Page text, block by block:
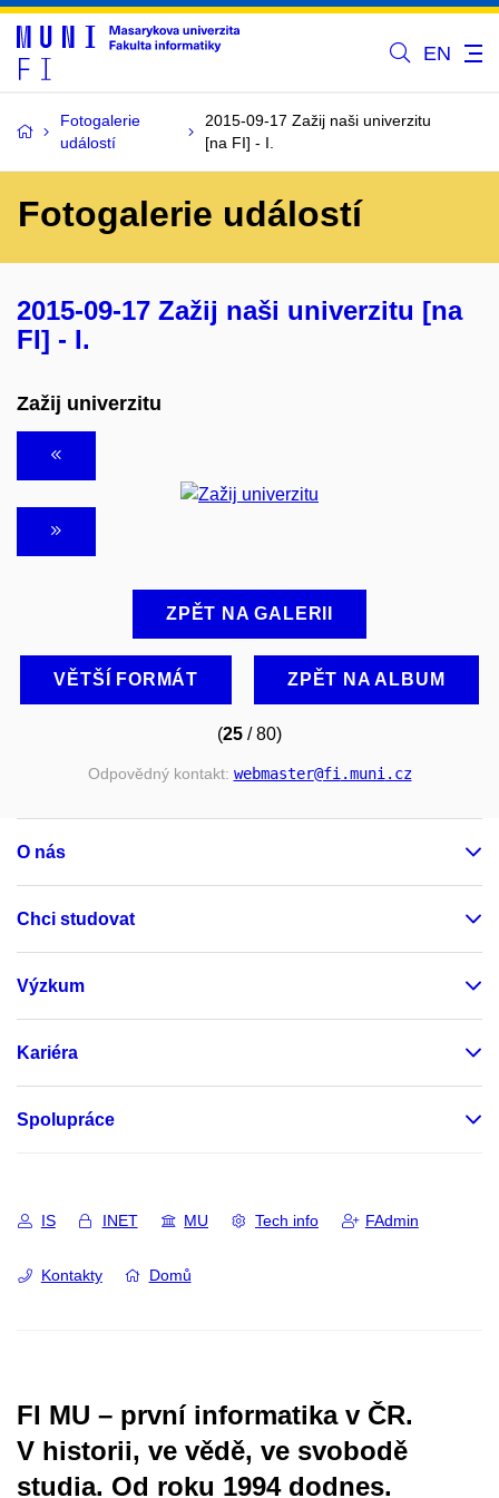
EN
Fotogalerie
událostí
2015-09-17 Zažij naši univerzitu
[na FI] - I.
Fotogalerie událostí
2015-09-17 Zažij naši univerzitu [na
FI] - I.
Zažij univerzitu
ZPĚT NA GALERII
VĚTŠÍ FORMÁT ZPĚT NA ALBUM
(25 / 80)
Odpovědný kontakt: webmaster@fi.muni.cz
O nás
Chci studovat
Výzkum
Kariéra
Spolupráce
IS INET MU Tech info FAdmin
Kontakty Domů
FI MU – první informatika v ČR.
V historii, ve vědě, ve svobodě
studia. Od roku 1994 dodnes.